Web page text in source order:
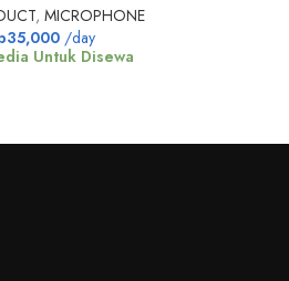
, MICROPHONE
35,000 /day
Untuk Disewa